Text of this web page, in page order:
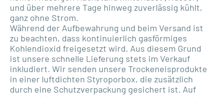
und über mehrere Tage hinweg zuverlässig kühlt,
ganz ohne Strom.
Während der Aufbewahrung und beim Versand ist
zu beachten, dass kontinuierlich gasförmiges
Kohlendioxid freigesetzt wird. Aus diesem Grund
ist unsere schnelle Lieferung stets im Verkauf
inkludiert. Wir senden unsere Trockeneisprodukte
in einer luftdichten Styroporbox, die zusätzlich
durch eine Schutzverpackung gesichert ist. Auf